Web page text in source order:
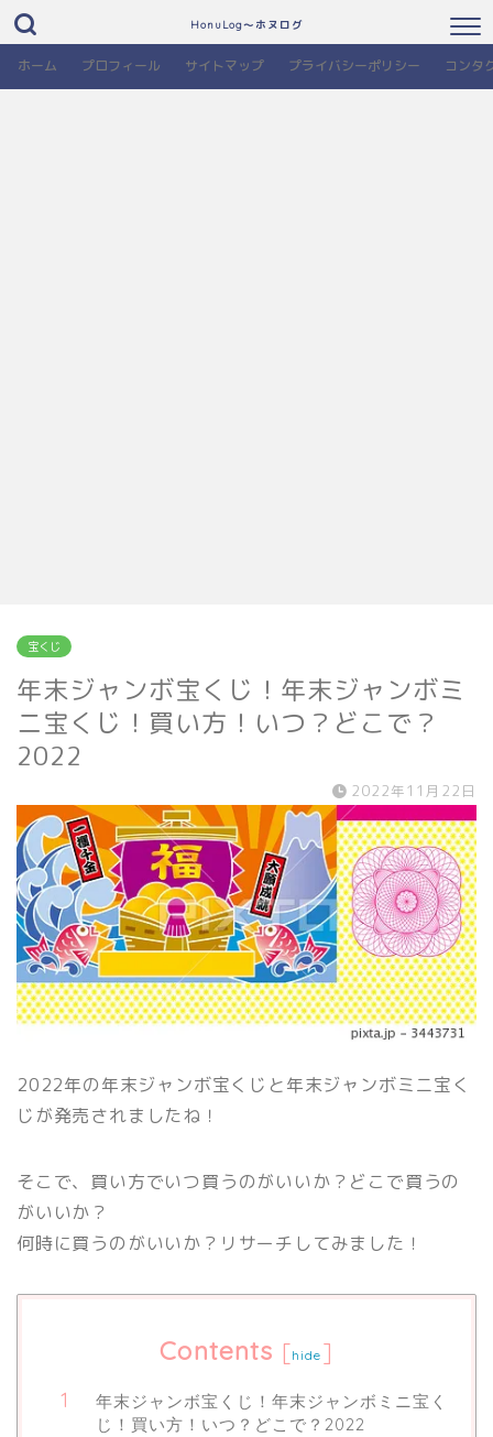
HonuLog～ホヌログ
ホーム プロフィール サイトマップ プライバシーポリシー コンタ
宝くじ
年末ジャンボ宝くじ！年末ジャンボミ
ニ宝くじ！買い方！いつ？どこで？
2022
2022年11月22日
2022年の年末ジャンボ宝くじと年末ジャンボミニ宝く
じが発売されましたね！
そこで、買い方でいつ買うのがいいか？どこで買うの
がいいか？
何時に買うのがいいか？リサーチしてみました！
Contents [hide ]
年末ジャンボ宝くじ！年末ジャンボミニ宝く
じ！買い方！いつ？どこで？2022